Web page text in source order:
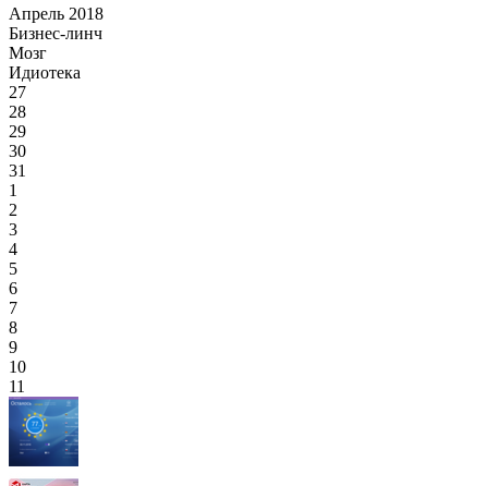
Апрель 2018
Бизнес-линч
Мозг
Идиотека
27
28
29
30
31
1
2
3
4
5
6
7
8
9
10
11